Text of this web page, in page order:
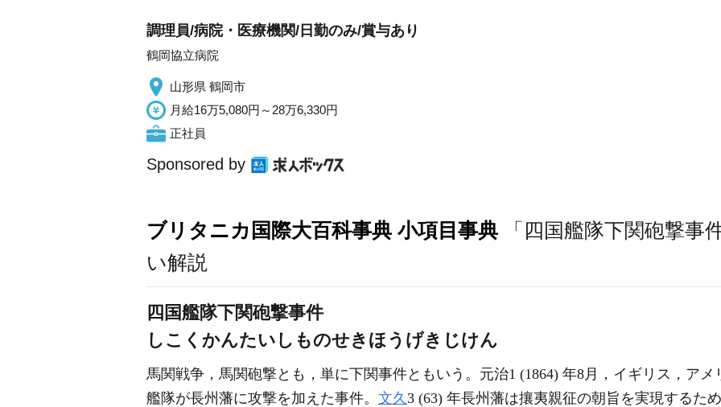
調理員/病院・医療機関/日勤のみ/賞与あり
鶴岡協立病院
山形県 鶴岡市
月給16万5,080円～28万6,330円
正社員
Sponsored by
ブリタニカ国際大百科事典 小項目事典
い解説
四国艦隊下関砲撃事件
しこくかんたいしものせきほうげきじけん
馬関戦争，馬関砲撃とも，単に下関事件ともいう。元治1 (1864) 年8月，イギリス，ア
艦隊が長州藩に攻撃を加えた事件。 文久3 (63) 年長州藩は攘夷親征の朝旨を実現するた